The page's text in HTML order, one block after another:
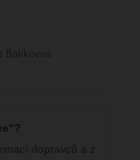
Balíkovna
dopravců a z